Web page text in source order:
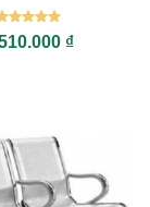
Được xếp
55
₫